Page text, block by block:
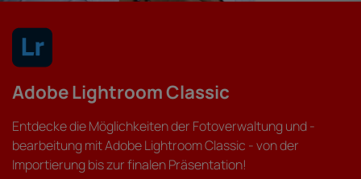
Adobe Lightroom Classic
Entdecke die Möglichkeiten der Fotoverwaltung und -
bearbeitung mit Adobe Lightroom Classic - von der
Importierung bis zur finalen Präsentation!